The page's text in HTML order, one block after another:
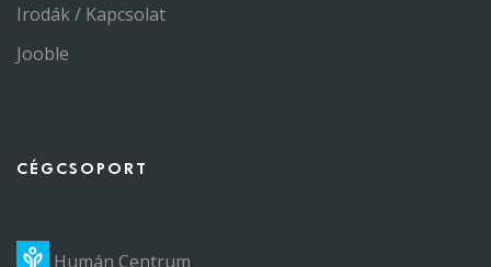
Irodák / Kapcsolat
Jooble
CÉGCSOPORT
Humán Centrum